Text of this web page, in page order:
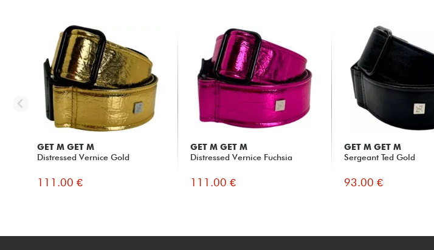
GET M GET M
Distressed Vernice Gold
111.00 €
GET M GET M
Distressed Vernice Fuchsia
111.00 €
GET M GET M
Sergeant Ted Gold
93.00 €